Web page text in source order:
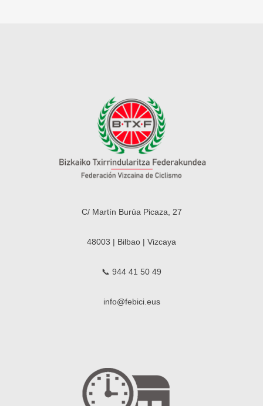
C/ Martín Burúa Picaza, 27
48003 | Bilbao | Vizcaya
📞 944 41 50 49
info@febici.eus